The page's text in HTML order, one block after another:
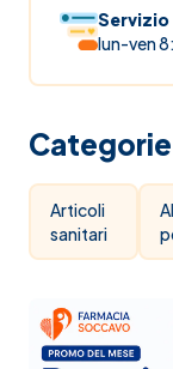
lun-ven
Categorie
Articoli
sanitari